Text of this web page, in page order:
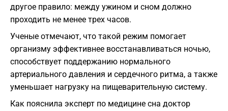
другое правило: между ужином и сном должно
проходить не менее трех часов.
Ученые отмечают, что такой режим помогает
организму эффективнее восстанавливаться ночью,
способствует поддержанию нормального
артериального давления и сердечного ритма, а также
уменьшает нагрузку на пищеварительную систему.
Как пояснила эксперт по медицине сна доктор